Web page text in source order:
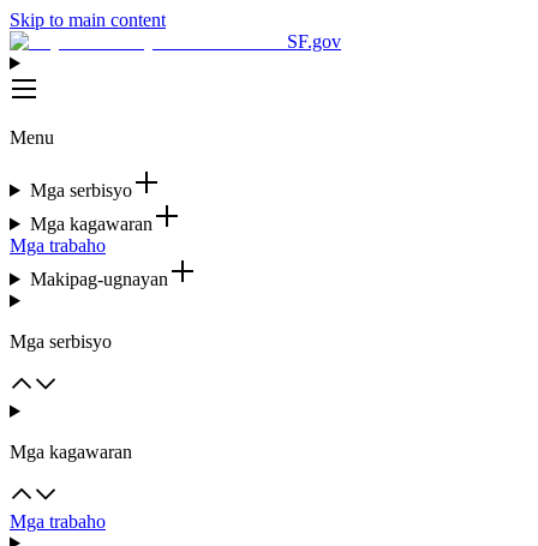
Skip to main content
SF.gov
Menu
Mga serbisyo
Mga kagawaran
Mga trabaho
Makipag-ugnayan
Mga serbisyo
Mga kagawaran
Mga trabaho